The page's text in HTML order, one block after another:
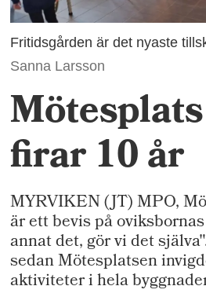
Fritidsgården är det nyaste
Sanna Larsson
firar 10 år
MYRVIKEN (JT) MPO,
är ett bevis på
annat det, gör vi det
sedan Mötesplatsen
aktiviteter i hela